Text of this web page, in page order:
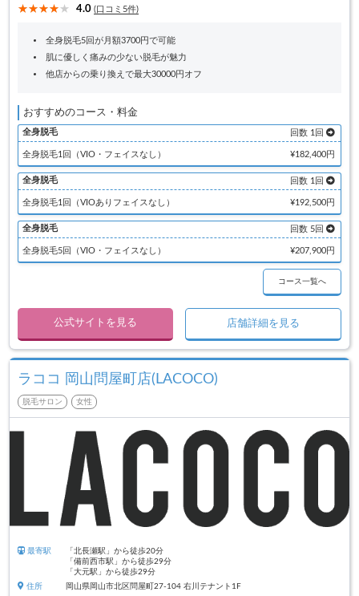
4.0 (口コミ5件)
全身脱毛5回が月額3700円で可能
肌に優しく痛みの少ない脱毛が魅力
他店からの乗り換えで最大30000円オフ
おすすめのコース・料金
全身脱毛 回数 1回
全身脱毛1回（VIO・フェイスなし） ¥182,400円
全身脱毛 回数 1回
全身脱毛1回（VIOありフェイスなし） ¥192,500円
全身脱毛 回数 5回
全身脱毛5回（VIO・フェイスなし） ¥207,900円
コース一覧へ
公式サイトを見る 店舗詳細を見る
ラココ 岡山問屋町店(LACOCO)
脱毛サロン 女性
最寄駅
「北長瀬駅」から徒歩20分
「備前西市駅」から徒歩29分
「大元駅」から徒歩29分
住所
岡山県岡山市北区問屋町27-104 右川テナント1F